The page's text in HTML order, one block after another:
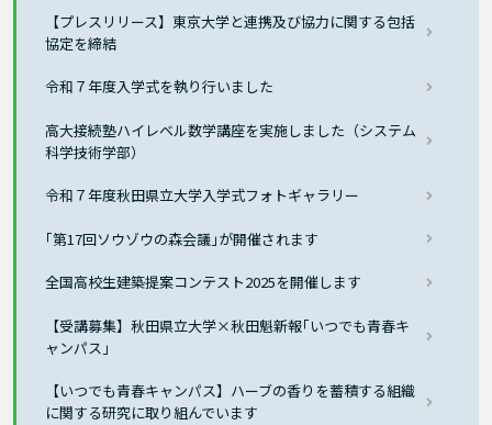
【プレスリリース】東京大学と連携及び協力に関する包括
協定を締結
令和７年度入学式を執り行いました
高大接続塾ハイレベル数学講座を実施しました（システム
科学技術学部）
令和７年度秋田県立大学入学式フォトギャラリー
｢第17回ソウゾウの森会議｣が開催されます
全国高校生建築提案コンテスト2025を開催します
【受講募集】秋田県立大学×秋田魁新報｢いつでも青春キ
ャンパス｣
【いつでも青春キャンパス】ハーブの香りを蓄積する組織
に関する研究に取り組んでいます